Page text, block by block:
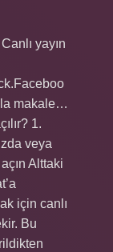
yayın
makale…
1.
veya
Alttaki
için canlı
Bu